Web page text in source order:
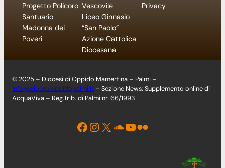
Progetto Policoro
Santuario
Madonna dei
Poveri
Vescovile
Liceo Ginnasio
“San Paolo”
Azione Cattolica
Diocesana
Privacy
© 2025 – Diocesi di Oppido Mamertina – Palmi –
info@diocesioppidopalmi.it – Sezione News: Supplemento online di
AcquaViva – Reg.Trib. di Palmi nr. 66/1993
Facebook Instagram X Soundcloud YouTube Flickr